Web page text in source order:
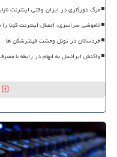
مرگ دورکاری در ایران وقتی اینترنت
خاموشی سراسری، اتصال اینترنت کوبا
خردسالان در تونل وحشت فیلترشکن ها
واکنش ایرانسل به ابهام در رابطه با